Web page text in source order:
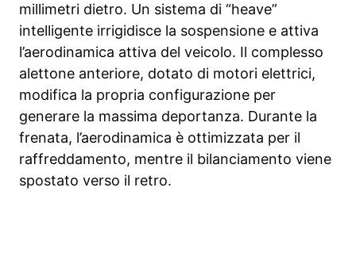
millimetri dietro. Un sistema di “heave”
intelligente irrigidisce la sospensione e attiva
l’aerodinamica attiva del veicolo. Il complesso
alettone anteriore, dotato di motori elettrici,
modifica la propria configurazione per
generare la massima deportanza. Durante la
frenata, l’aerodinamica è ottimizzata per il
raffreddamento, mentre il bilanciamento viene
spostato verso il retro.